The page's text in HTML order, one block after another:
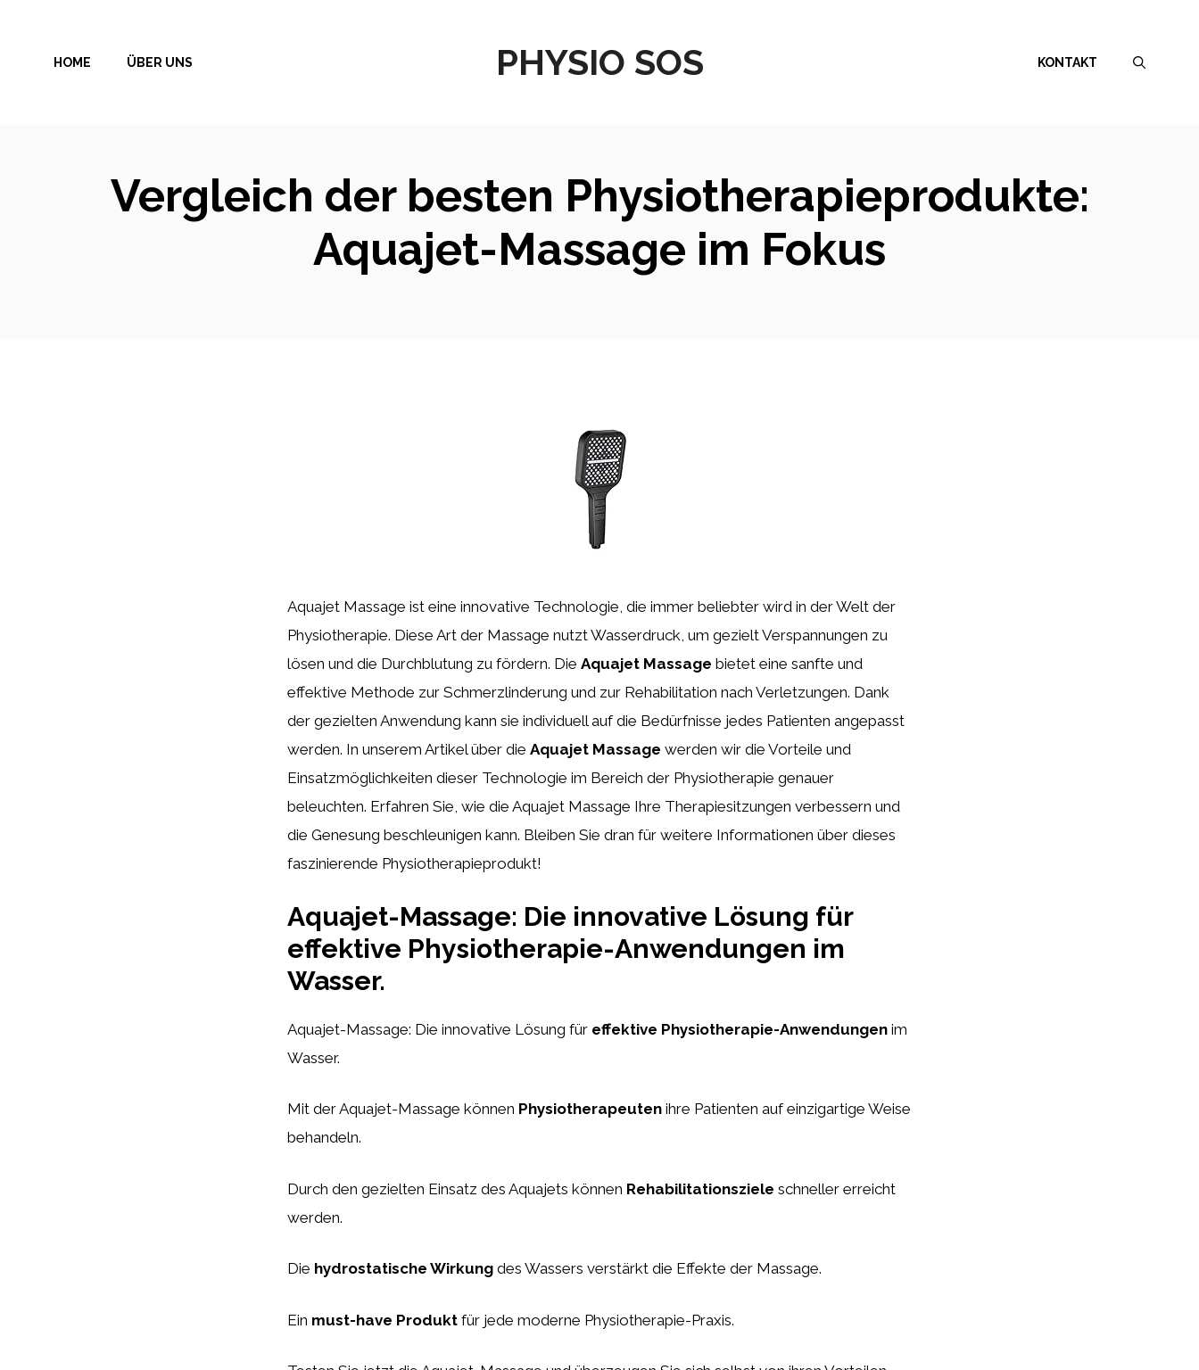
springen
PHYSIO SOS
HOME ÜBER UNS KONTAKT
Vergleich der besten Physiotherapieprodukte:
Aquajet-Massage im Fokus
Aquajet Massage ist eine innovative Technologie, die immer beliebter wird in der Welt der
Physiotherapie. Diese Art der Massage nutzt Wasserdruck, um gezielt Verspannungen zu
lösen und die Durchblutung zu fördern. Die Aquajet Massage bietet eine sanfte und
effektive Methode zur Schmerzlinderung und zur Rehabilitation nach Verletzungen. Dank
der gezielten Anwendung kann sie individuell auf die Bedürfnisse jedes Patienten angepasst
werden. In unserem Artikel über die Aquajet Massage werden wir die Vorteile und
Einsatzmöglichkeiten dieser Technologie im Bereich der Physiotherapie genauer
beleuchten. Erfahren Sie, wie die Aquajet Massage Ihre Therapiesitzungen verbessern und
die Genesung beschleunigen kann. Bleiben Sie dran für weitere Informationen über dieses
faszinierende Physiotherapieprodukt!
Aquajet-Massage: Die innovative Lösung für
effektive Physiotherapie-Anwendungen im
Wasser.
Aquajet-Massage: Die innovative Lösung für effektive Physiotherapie-Anwendungen im
Wasser.
Mit der Aquajet-Massage können Physiotherapeuten ihre Patienten auf einzigartige Weise
behandeln.
Durch den gezielten Einsatz des Aquajets können Rehabilitationsziele schneller erreicht
werden.
Die hydrostatische Wirkung des Wassers verstärkt die Effekte der Massage.
Ein must-have Produkt für jede moderne Physiotherapie-Praxis.